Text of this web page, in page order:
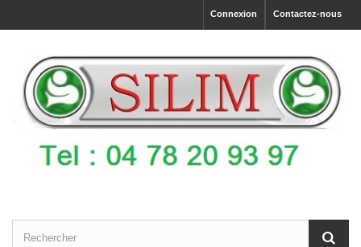
Contactez-nous
Connexion